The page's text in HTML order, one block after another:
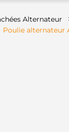
Alternateur
Poulie alternateur